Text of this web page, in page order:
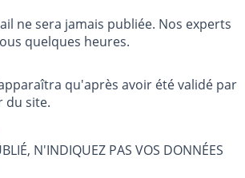
ne sera jamais publiée. Nos experts
quelques heures.
qu'après avoir été validé par
du site.
N'INDIQUEZ PAS VOS DONNÉES